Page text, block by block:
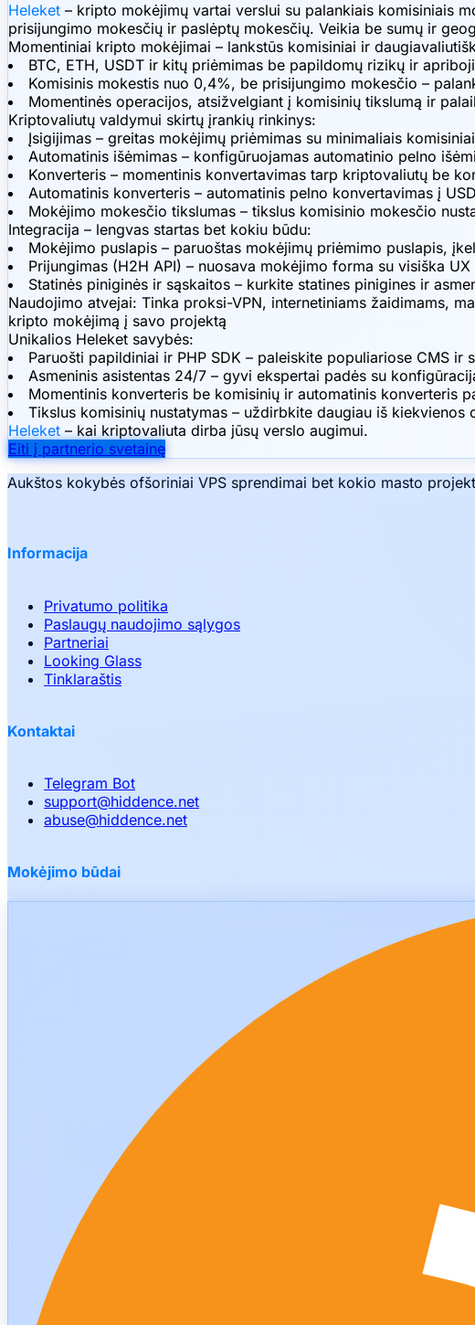
Heleket – kripto mokėjimų vartai verslui su palankiais komisiniais
prisijungimo mokesčių ir paslėptų mokesčių. Veikia be sumų ir
Momentiniai kripto mokėjimai – lankstūs komisiniai ir
BTC, ETH, USDT ir kitų priėmimas be papildomų rizikų ir
Komisinis mokestis nuo 0,4%, be prisijungimo mokesčio –
Momentinės operacijos, atsižvelgiant į komisinių tikslumą ir
Kriptovaliutų valdymui skirtų įrankių rinkinys:
Įsigijimas – greitas mokėjimų priėmimas su minimaliais
Automatinis išėmimas – konfigūruojamas automatinio pelno
Konverteris – momentinis konvertavimas tarp kriptovaliutų be
Automatinis konverteris – automatinis pelno konvertavimas į
Mokėjimo mokesčio tikslumas – tikslus komisinio mokesčio
Integracija – lengvas startas bet kokiu būdu:
Mokėjimo puslapis – paruoštas mokėjimų priėmimo puslapis,
Prijungimas (H2H API) – nuosava mokėjimo forma su visiška
Statinės piniginės ir sąskaitos – kurkite statines pinigines ir
Naudojimo atvejai: Tinka proksi-VPN, internetiniams žaidimams,
kripto mokėjimą į savo projektą
Unikalios Heleket savybės:
Paruošti papildiniai ir PHP SDK – paleiskite populiariose CMS ir
Asmeninis asistentas 24/7 – gyvi ekspertai padės su
Momentinis konverteris be komisinių ir automatinis konverteris
Tikslus komisinių nustatymas – uždirbkite daugiau iš kiekvienos
Heleket – kai kriptovaliuta dirba jūsų verslo augimui.
Eiti į partnerio svetainę
Aukštos kokybės ofšoriniai VPS sprendimai bet kokio masto
Informacija
Privatumo politika
Paslaugų naudojimo sąlygos
Partneriai
Looking Glass
Tinklaraštis
Kontaktai
Telegram Bot
support@hiddence.net
abuse@hiddence.net
Mokėjimo būdai